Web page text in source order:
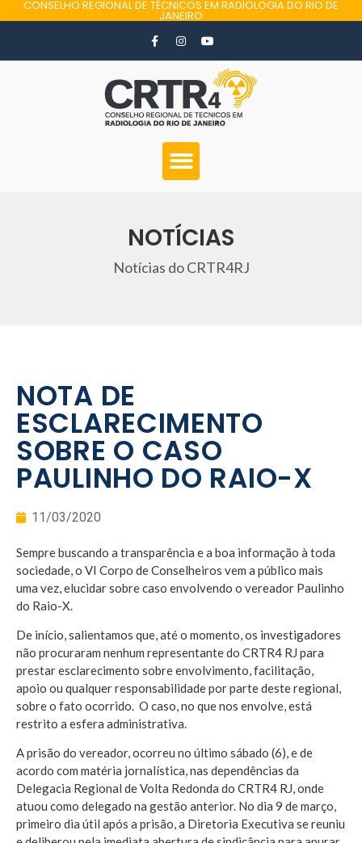
CONSELHO REGIONAL DE TÉCNICOS EM RADIOLOGIA DO RIO DE
JANEIRO
NOTÍCIAS
Notícias do CRTR4RJ
NOTA DE
ESCLARECIMENTO
SOBRE O CASO
PAULINHO DO RAIO-X
11/03/2020
Sempre buscando a transparência e a boa informação à toda
sociedade, o VI Corpo de Conselheiros vem a público mais
uma vez, elucidar sobre caso envolvendo o vereador Paulinho
do Raio-X.
De início, salientamos que, até o momento, os investigadores
não procuraram nenhum representante do CRTR4 RJ para
prestar esclarecimento sobre envolvimento, facilitação,
apoio ou qualquer responsabilidade por parte deste regional,
sobre o fato ocorrido. O caso, no que nos envolve, está
restrito a esfera administrativa.
A prisão do vereador, ocorreu no último sábado (6), e de
acordo com matéria jornalística, nas dependências da
Delegacia Regional de Volta Redonda do CRTR4 RJ, onde
atuou como delegado na gestão anterior. No dia 9 de março,
primeiro dia útil após a prisão, a Diretoria Executiva se reuniu